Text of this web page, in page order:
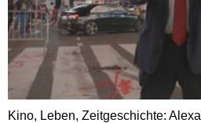
Kino, Leben, Zeitgeschichte: